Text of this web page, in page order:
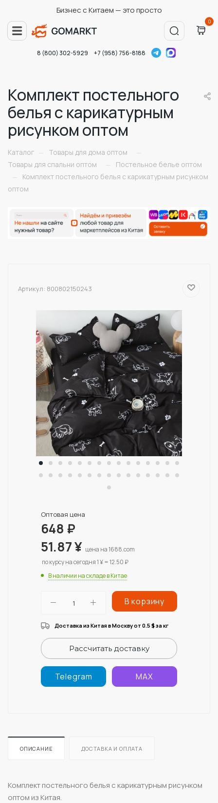
Бизнес с Китаем — это просто
0
8 (800) 302-5929 +7 (958) 756-8188
Комплект постельного
белья с карикатурным
рисунком оптом
Каталог — Товары для дома оптом
—
Товары для спальни оптом
—
Постельное белье оптом
—
Комплект постельного белья с карикатурным рисунком
оптом
Артикул: 800802150243
Оптовая цена
648 ₽
51.87¥ цена на 1688.com
по курсу на сегодня 1 ¥ = 12.50 ₽
В наличии на складе в Китае
В корзину
Доставка из Китая в Москву от 0.5 $за кг
Рассчитать доставку
Telegram MAX
ОПИСАНИЕ ДОСТАВКА И ОПЛАТА
Комплект постельного белья с карикатурным рисунком
оптом из Китая.